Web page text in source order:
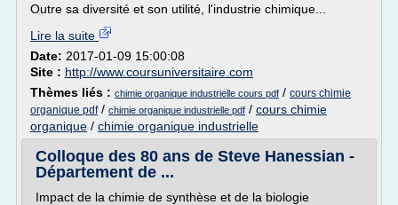
Outre sa diversité et son utilité, l'industrie chimique...
Lire la suite
Date: 2017-01-09 15:00:08
Site : http://www.coursuniversitaire.com
Thèmes liés : chimie organique industrielle cours pdf / cours chimie
organique pdf/ chimie organique industrielle pdf / cours chimie
organique / chimie organique industrielle
Colloque des 80 ans de Steve Hanessian -
Département de ...
Impact de la chimie de synthèse et de la biologie